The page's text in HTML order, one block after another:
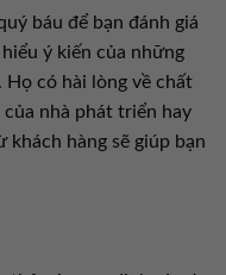
báu để bạn đánh giá
ý kiến của những
Họ có hài lòng về chất
của nhà phát triển hay
khách hàng sẽ giúp bạn